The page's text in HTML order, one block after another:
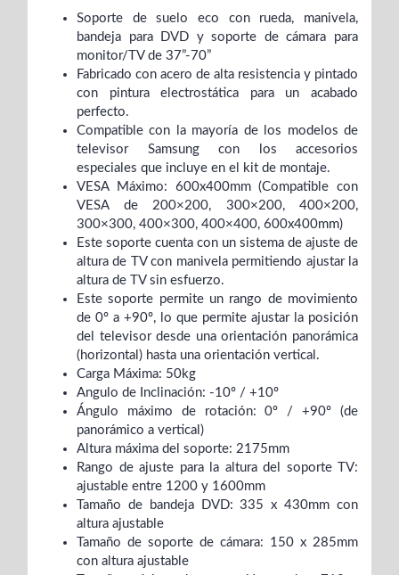
Soporte de suelo eco con rueda, manivela,
bandeja para DVD y soporte de cámara para
monitor/TV de 37”-70”
Fabricado con acero de alta resistencia y pintado
con pintura electrostática para un acabado
perfecto.
Compatible con la mayoría de los modelos de
televisor Samsung con los accesorios
especiales que incluye en el kit de montaje.
VESA Máximo: 600x400mm (Compatible con
VESA de 200×200, 300×200, 400×200,
300×300, 400×300, 400×400, 600x400mm)
Este soporte cuenta con un sistema de ajuste de
altura de TV con manivela permitiendo ajustar la
altura de TV sin esfuerzo.
Este soporte permite un rango de movimiento
de 0º a +90º, lo que permite ajustar la posición
del televisor desde una orientación panorámica
(horizontal) hasta una orientación vertical.
Carga Máxima: 50kg
Angulo de Inclinación: -10º / +10º
Ángulo máximo de rotación: 0º / +90º (de
panorámico a vertical)
Altura máxima del soporte: 2175mm
Rango de ajuste para la altura del soporte TV:
ajustable entre 1200 y 1600mm
Tamaño de bandeja DVD: 335 x 430mm con
altura ajustable
Tamaño de soporte de cámara: 150 x 285mm
con altura ajustable